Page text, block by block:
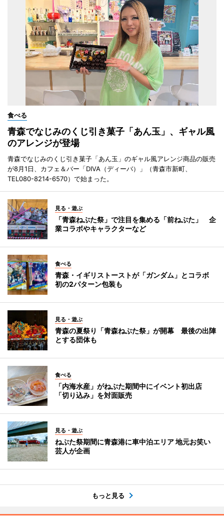
食べる
青森でなじみのくじ引き菓子「あん玉」、ギャル風
のアレンジが登場
青森でなじみのくじ引き菓子「あん玉」のギャル風アレンジ商品の販売
が8月1日、カフェ＆バー「DIVA（ディーバ）」（青森市新町、
TEL080-8214-6570）で始まった。
見る・遊ぶ
「青森ねぶた祭」で注目を集める「前ねぶた」 企
業コラボやキャラクターなど
食べる
青森・イギリストーストが「ガンダム」とコラボ
初の2パターン包装も
見る・遊ぶ
青森の夏祭り「青森ねぶた祭」が開幕 最後の出陣
とする団体も
食べる
「内海水産」がねぶた期間中にイベント初出店
「切り込み」を対面販売
見る・遊ぶ
ねぶた祭期間に青森港に車中泊エリア 地元お笑い
芸人が企画
もっと見る